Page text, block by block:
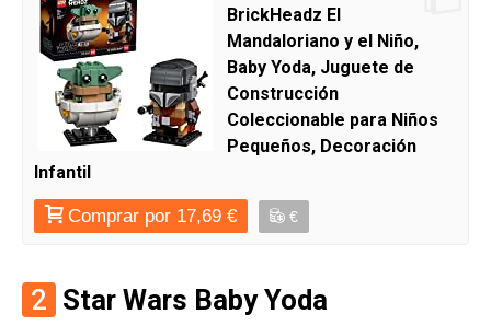
BrickHeadz El
Mandaloriano y el Niño,
Baby Yoda, Juguete de
Construcción
Coleccionable para Niños
Pequeños, Decoración
Infantil
Comprar por 17,69 € €
2 Star Wars Baby Yoda